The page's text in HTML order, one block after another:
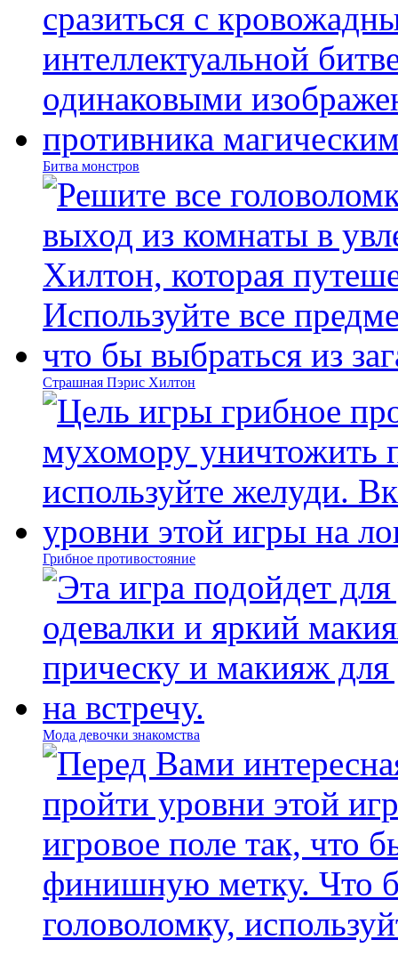
Битва монстров
Страшная Пэрис Хилтон
Грибное противостояние
Мода девочки знакомства